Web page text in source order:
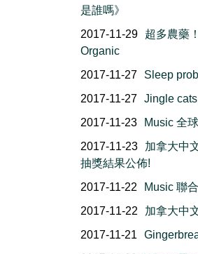
是誰嗎》
2017-11-29
超多農藥
Organic
2017-11-27
Sleep
2017-11-27 Jingle
2017-11-23
Music 全
2017-11-23
加拿大中
抽獎結果公佈!
2017-11-22
Music 聯
2017-11-22
加拿大中
2017-11-21